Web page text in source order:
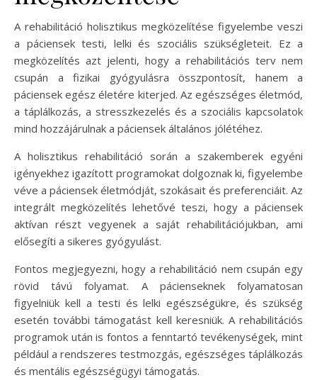
A rehabilitáció holisztikus megközelítése figyelembe veszi
a páciensek testi, lelki és szociális szükségleteit. Ez a
megközelítés azt jelenti, hogy a rehabilitációs terv nem
csupán a fizikai gyógyulásra összpontosít, hanem a
páciensek egész életére kiterjed. Az egészséges életmód,
a táplálkozás, a stresszkezelés és a szociális kapcsolatok
mind hozzájárulnak a páciensek általános jólétéhez.
A holisztikus rehabilitáció során a szakemberek egyéni
igényekhez igazított programokat dolgoznak ki, figyelembe
véve a páciensek életmódját, szokásait és preferenciáit. Az
integrált megközelítés lehetővé teszi, hogy a páciensek
aktívan részt vegyenek a saját rehabilitációjukban, ami
elősegíti a sikeres gyógyulást.
Fontos megjegyezni, hogy a rehabilitáció nem csupán egy
rövid távú folyamat. A pácienseknek folyamatosan
figyelniük kell a testi és lelki egészségükre, és szükség
esetén további támogatást kell keresniük. A rehabilitációs
programok után is fontos a fenntartó tevékenységek, mint
például a rendszeres testmozgás, egészséges táplálkozás
és mentális egészségügyi támogatás.